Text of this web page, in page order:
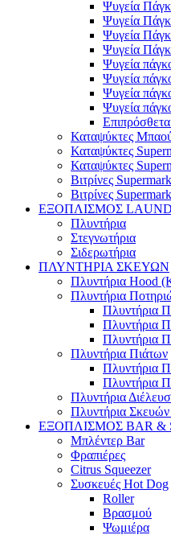
Ψυγεία
Ψυγεία
Ψυγεία
Ψυγεία
Ψυγεία
Ψυγεία
Ψυγεία
Ψυγεία
Καταψύκτες
Καταψύκτες
Καταψύκτες
Βιτρίνες
Βιτρίνες
ΕΞΟΠΛΙΣΜΟΣ
Πλυντήρια
Στεγνωτήρια
Σιδερωτήρια
ΠΛΥΝΤΗΡΙΑ ΣΚΕΥΩΝ
Πλυντήρια Hood
Πλυντήρια
Πλυντήρια
Πλυντήρια
Πλυντήρια
Πλυντήρια Πιάτων
Πλυντήρια
Πλυντήρια
Πλυντήρια
Πλυντήρια
ΕΞΟΠΛΙΣΜΟΣ BAR &
Μπλέντερ Bar
Φραπιέρες
Citrus Squeezer
Συσκευές Hot Dog
Roller
Βρασμού
Ψωμιέρα